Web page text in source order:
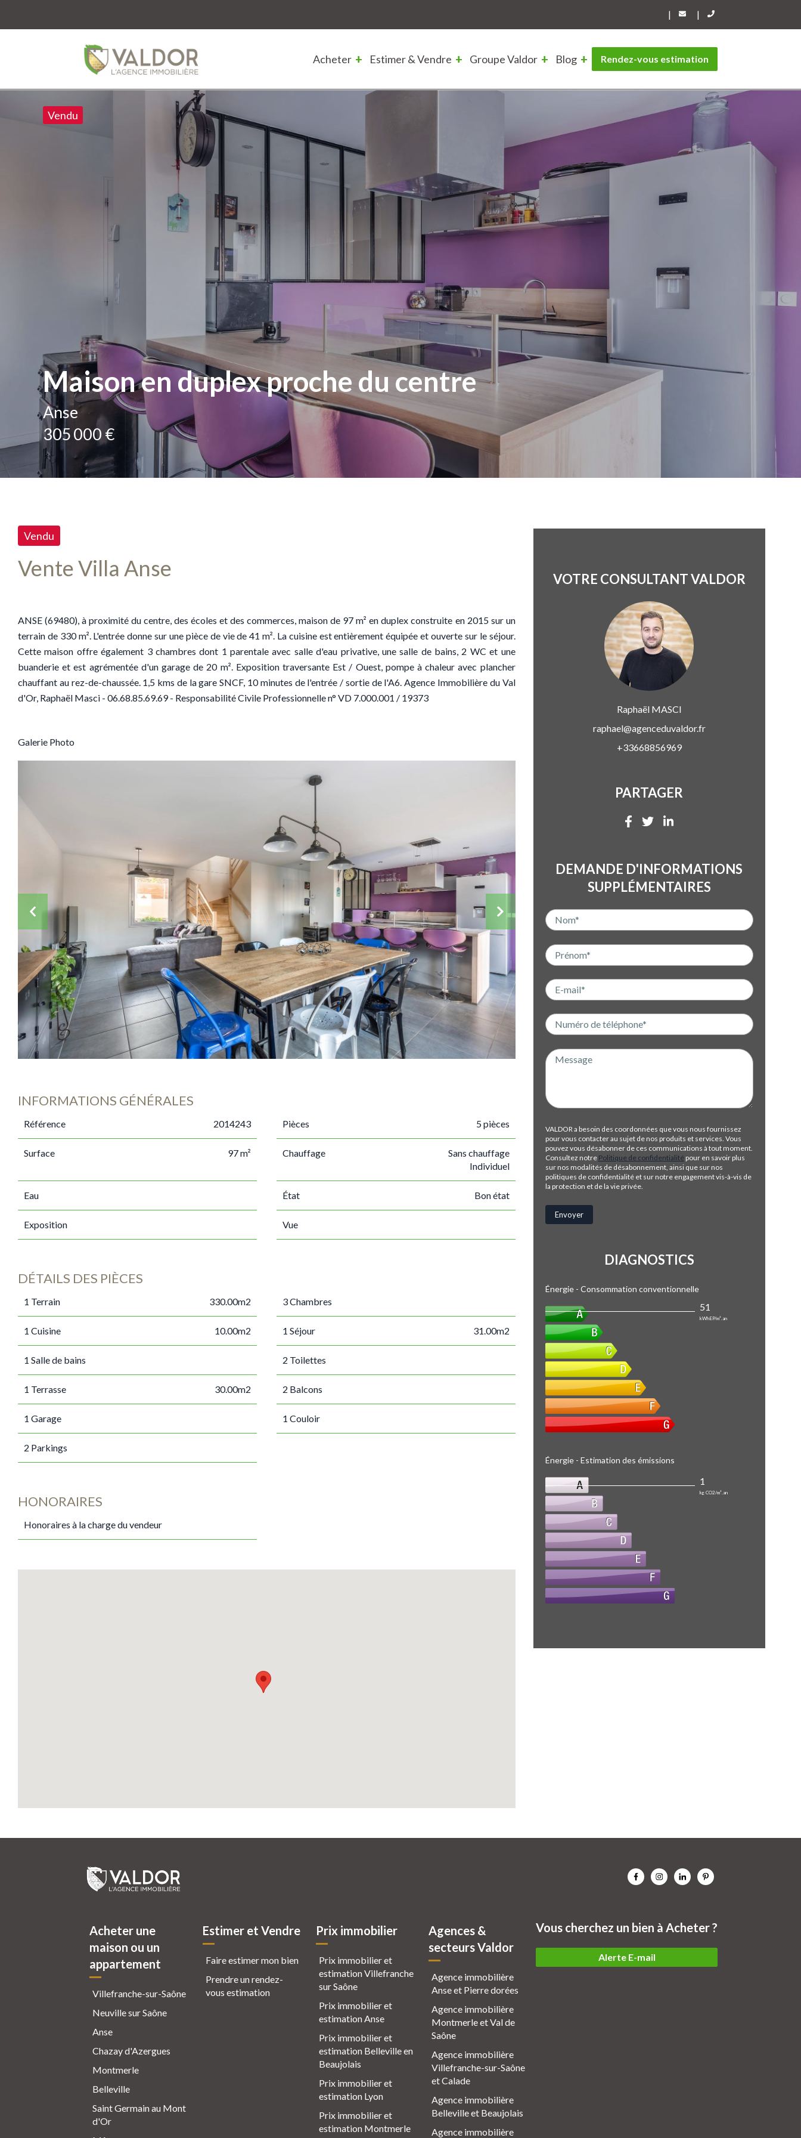
| |
Acheter Estimer & Vendre Groupe Valdor Blog Rendez-vous estimation
Vendu
Maison en duplex proche du centre
Anse
305 000 €
Vendu
Vente Villa Anse
ANSE (69480), à proximité du centre, des écoles et des commerces, maison de 97 m² en duplex construite en 2015 sur un
terrain de 330 m². L'entrée donne sur une pièce de vie de 41 m². La cuisine est entièrement équipée et ouverte sur le séjour.
Cette maison offre également 3 chambres dont 1 parentale avec salle d'eau privative, une salle de bains, 2 WC et une
buanderie et est agrémentée d'un garage de 20 m². Exposition traversante Est / Ouest, pompe à chaleur avec plancher
chauffant au rez-de-chaussée. 1,5 kms de la gare SNCF, 10 minutes de l'entrée / sortie de l'A6. Agence Immobilière du Val
d'Or, Raphaël Masci - 06.68.85.69.69 - Responsabilité Civile Professionnelle n° VD 7.000.001 / 19373
Galerie Photo
INFORMATIONS GÉNÉRALES
Référence 2014243 Pièces 5 pièces
Surface 97 m² Chauffage
Sans chauffage
Individuel
Eau État Bon état
Exposition Vue
DÉTAILS DES PIÈCES
1 Terrain 330.00m2 3 Chambres
1 Cuisine 10.00m2 1 Séjour 31.00m2
1 Salle de bains 2 Toilettes
1 Terrasse 30.00m2 2 Balcons
1 Garage 1 Couloir
2 Parkings
HONORAIRES
Honoraires à la charge du vendeur
VOTRE CONSULTANT VALDOR
RaphaëlMASCI
raphael@agenceduvaldor.fr
+33668856969
PARTAGER
DEMANDE D'INFORMATIONS
SUPPLÉMENTAIRES
VALDOR a besoin des coordonnées que vous nous fournissez
pour vous contacter au sujet de nos produits et services. Vous
pouvez vous désabonner de ces communications à tout moment.
Consultez notre Politique de confidentialité pour en savoir plus
sur nos modalités de désabonnement, ainsi que sur nos
politiques de confidentialité et sur notre engagement vis-à-vis de
la protection et de la vie privée.
DIAGNOSTICS
Énergie - Consommation conventionnelle
51
kWhEP/m².an
Énergie - Estimation des émissions
1
kg CO2/m².an
Acheter une
maison ou un
appartement
Villefranche-sur-Saône
Neuville sur Saône
Anse
Chazay d'Azergues
Montmerle
Belleville
Saint Germain au Mont
d'Or
Estimer et Vendre
Faire estimer mon bien
Prendre un rendez-
vous estimation
Prix immobilier
Prix immobilier et
estimation Villefranche
sur Saône
Prix immobilier et
estimation Anse
Prix immobilier et
estimation Belleville en
Beaujolais
Prix immobilier et
estimation Lyon
Prix immobilier et
estimation Montmerle
Agences &
secteurs Valdor
Agence immobilière
Anse et Pierre dorées
Agence immobilière
Montmerle et Val de
Saône
Agence immobilière
Villefranche-sur-Saône
et Calade
Agence immobilière
Belleville et Beaujolais
Agence immobilière
Vous cherchez un bien à Acheter ?
Alerte E-mail